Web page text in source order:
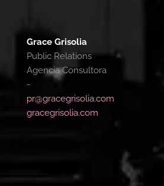
Grace Grisolia
Public Relations
Agencia Consultora
-
pr@gracegrisolia.com
gracegrisolia.com